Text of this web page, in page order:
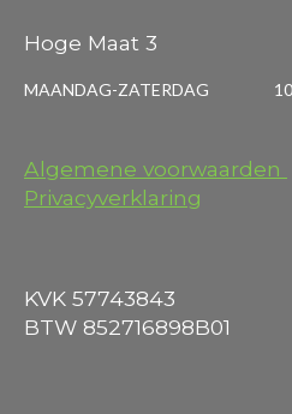
Hoge Maat 3
MAANDAG-ZATERDAG 10-
Algemene voorwaarden
Privacyverklaring
KVK 57743843
BTW 852716898B01